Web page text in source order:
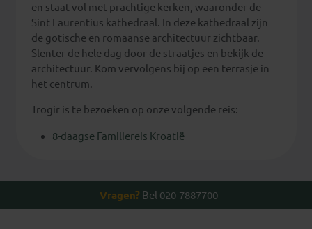
en staat vol met prachtige kerken, waaronder de
Sint Laurentius kathedraal. In deze kathedraal zijn
de gotische en romaanse architectuur zichtbaar.
Slenter de hele dag door de straatjes en bekijk de
architectuur. Kom vervolgens bij op een terrasje in
het centrum.
Trogir is te bezoeken op onze volgende reis:
8-daagse Familiereis Kroatië
Vragen? Bel 020-7887700